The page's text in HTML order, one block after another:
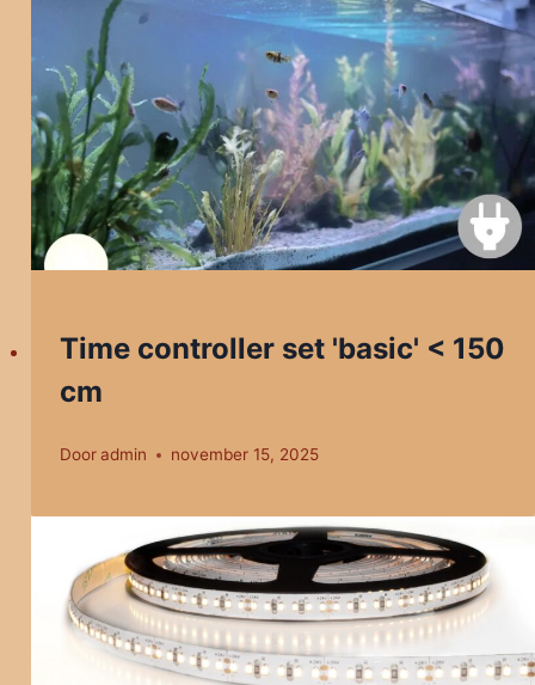
Time controller set 'basic' < 150
cm
Door admin november 15, 2025